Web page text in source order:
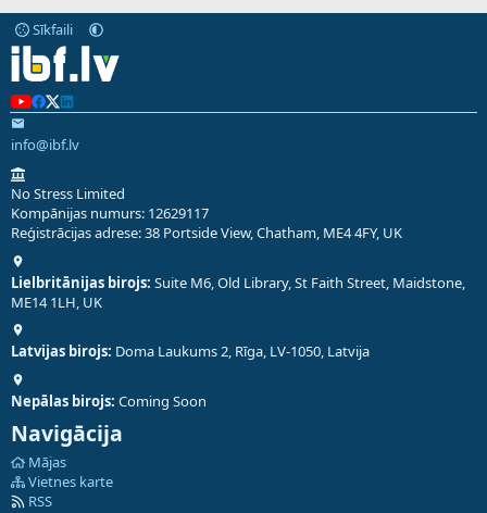
Sīkfaili
info@ibf.lv
No Stress Limited
Kompānijas numurs: 12629117
Reģistrācijas adrese: 38 Portside View, Chatham, ME4 4FY, UK
Lielbritānijas birojs: Suite M6, Old Library, St Faith Street, Maidstone,
ME14 1LH, UK
Latvijas birojs: Doma Laukums 2, Rīga, LV-1050, Latvija
Nepālas birojs: Coming Soon
Navigācija
Mājas
Vietnes karte
RSS